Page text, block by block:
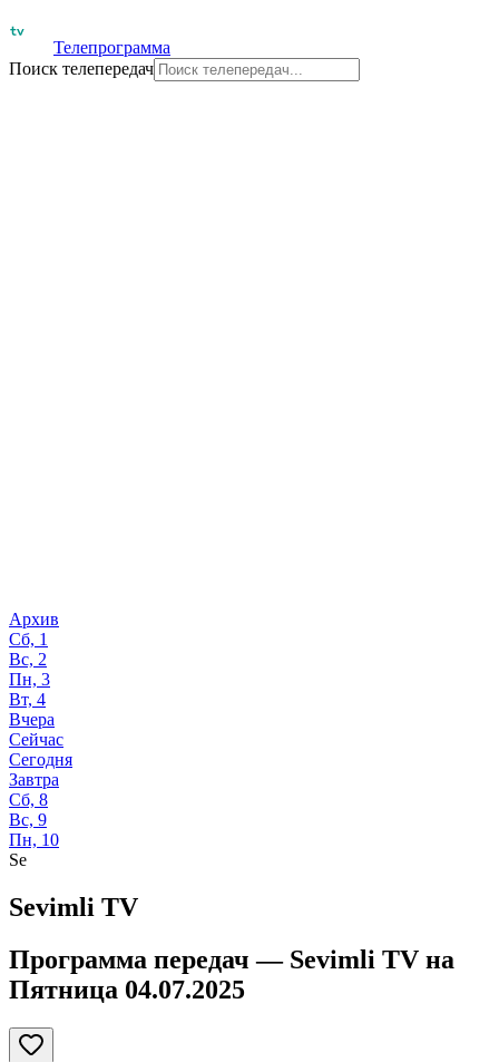
Телепрограмма
Поиск телепередач
Архив
Сб, 1
Вс, 2
Пн, 3
Вт, 4
Вчера
Сейчас
Сегодня
Завтра
Сб, 8
Вс, 9
Пн, 10
Se
Sevimli TV
Программа передач — Sevimli TV на
Пятница 04.07.2025